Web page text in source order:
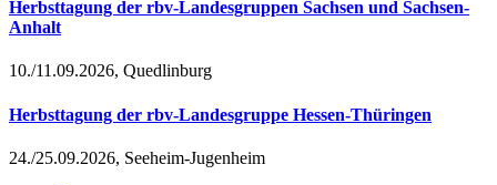
Herbsttagung der rbv-Landesgruppen Sachsen und Sachsen-
Anhalt
10./11.09.2026, Quedlinburg
Herbsttagung der rbv-Landesgruppe Hessen-Thüringen
24./25.09.2026, Seeheim-Jugenheim